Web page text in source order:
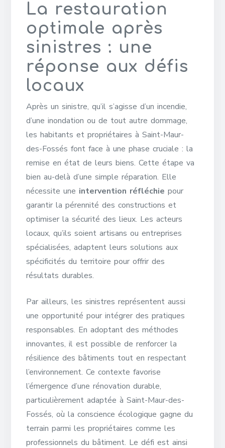
La restauration
optimale après
sinistres : une
réponse aux défis
locaux
Après un sinistre, qu’il s’agisse d’un incendie,
d’une inondation ou de tout autre dommage,
les habitants et propriétaires à Saint-Maur-
des-Fossés font face à une phase cruciale : la
remise en état de leurs biens. Cette étape va
bien au-delà d’une simple réparation. Elle
nécessite une intervention réfléchie pour
garantir la pérennité des constructions et
optimiser la sécurité des lieux. Les acteurs
locaux, qu’ils soient artisans ou entreprises
spécialisées, adaptent leurs solutions aux
spécificités du territoire pour offrir des
résultats durables.
Par ailleurs, les sinistres représentent aussi
une opportunité pour intégrer des pratiques
responsables. En adoptant des méthodes
innovantes, il est possible de renforcer la
résilience des bâtiments tout en respectant
l’environnement. Ce contexte favorise
l’émergence d’une rénovation durable,
particulièrement adaptée à Saint-Maur-des-
Fossés, où la conscience écologique gagne du
terrain parmi les propriétaires comme les
professionnels du bâtiment. Le défi est ainsi